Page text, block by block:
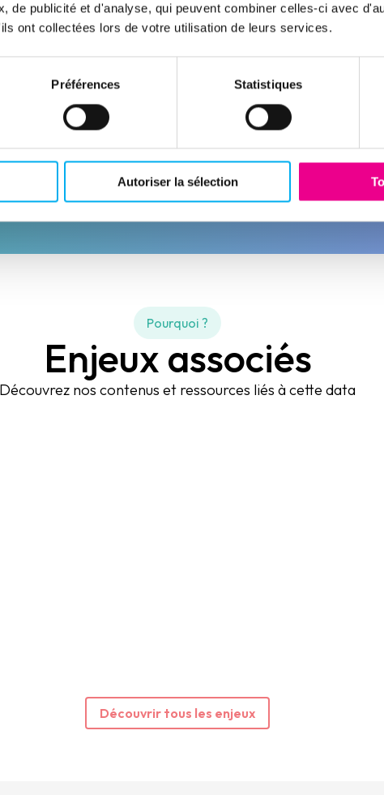
de publicité et d'analyse, qui peuvent combiner celles-ci avec
ont collectées lors de votre utilisation de leurs services.
Préférences Statistiques
Autoriser la sélection
TARGET
Générateur de leads B2B
Découvrir la solution
Pourquoi ?
Enjeux associés
Découvrez nos contenus et ressources liés à cette data
Découvrir tous les enjeux